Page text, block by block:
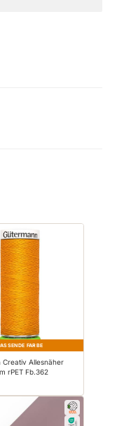
FARBE
Creativ Allesnäher
rPET Fb.362